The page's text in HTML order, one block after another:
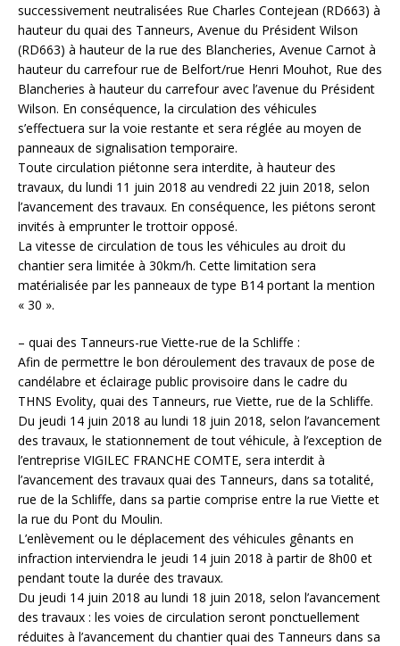
successivement neutralisées Rue Charles Contejean (RD663) à
hauteur du quai des Tanneurs, Avenue du Président Wilson
(RD663) à hauteur de la rue des Blancheries, Avenue Carnot à
hauteur du carrefour rue de Belfort/rue Henri Mouhot, Rue des
Blancheries à hauteur du carrefour avec l’avenue du Président
Wilson. En conséquence, la circulation des véhicules
s’effectuera sur la voie restante et sera réglée au moyen de
panneaux de signalisation temporaire.
Toute circulation piétonne sera interdite, à hauteur des
travaux, du lundi 11 juin 2018 au vendredi 22 juin 2018, selon
l’avancement des travaux. En conséquence, les piétons seront
invités à emprunter le trottoir opposé.
La vitesse de circulation de tous les véhicules au droit du
chantier sera limitée à 30km/h. Cette limitation sera
matérialisée par les panneaux de type B14 portant la mention
« 30 ».
– quai des Tanneurs-rue Viette-rue de la Schliffe :
Afin de permettre le bon déroulement des travaux de pose de
candélabre et éclairage public provisoire dans le cadre du
THNS Evolity, quai des Tanneurs, rue Viette, rue de la Schliffe.
Du jeudi 14 juin 2018 au lundi 18 juin 2018, selon l’avancement
des travaux, le stationnement de tout véhicule, à l’exception de
l’entreprise VIGILEC FRANCHE COMTE, sera interdit à
l’avancement des travaux quai des Tanneurs, dans sa totalité,
rue de la Schliffe, dans sa partie comprise entre la rue Viette et
la rue du Pont du Moulin.
L’enlèvement ou le déplacement des véhicules gênants en
infraction interviendra le jeudi 14 juin 2018 à partir de 8h00 et
pendant toute la durée des travaux.
Du jeudi 14 juin 2018 au lundi 18 juin 2018, selon l’avancement
des travaux : les voies de circulation seront ponctuellement
réduites à l’avancement du chantier quai des Tanneurs dans sa